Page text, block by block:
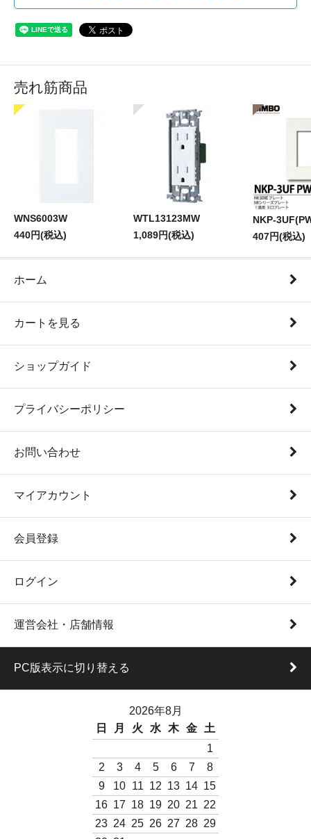
売れ筋商品
WNS6003W
440円(税込)
WTL13123MW
1,089円(税込)
NKP-
407円(税込)
ホーム
カートを見る
ショップガイド
プライバシーポリシー
お問い合わせ
マイアカウント
会員登録
ログイン
運営会社・店舗情報
PC版表示に切り替える
2026年8月
日
月 火 水 木 金
土
1
2
3 4 5 6 7
8
9
10 11 12 13 14 15
16 17 18 19 20 21 22
23 24 25 26 27 28 29